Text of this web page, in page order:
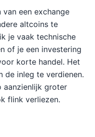
een exchange
altcoins te
je vaak technische
of je een investering
korte handel. Het
de inleg te verdienen.
aanzienlijk groter
flink verliezen.